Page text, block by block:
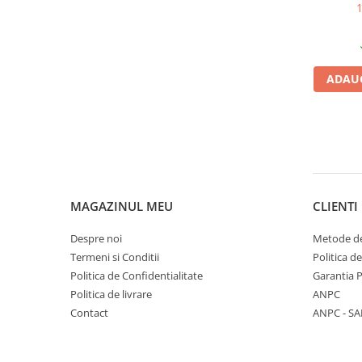
MAGAZINUL MEU
Despre noi
Termeni si Conditii
Politica de Confidentialitate
Politica de livrare
Contact
CLIENTI
Metode
Politica
Garantia
ANPC
ANPC -